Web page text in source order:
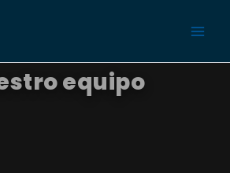
equipo